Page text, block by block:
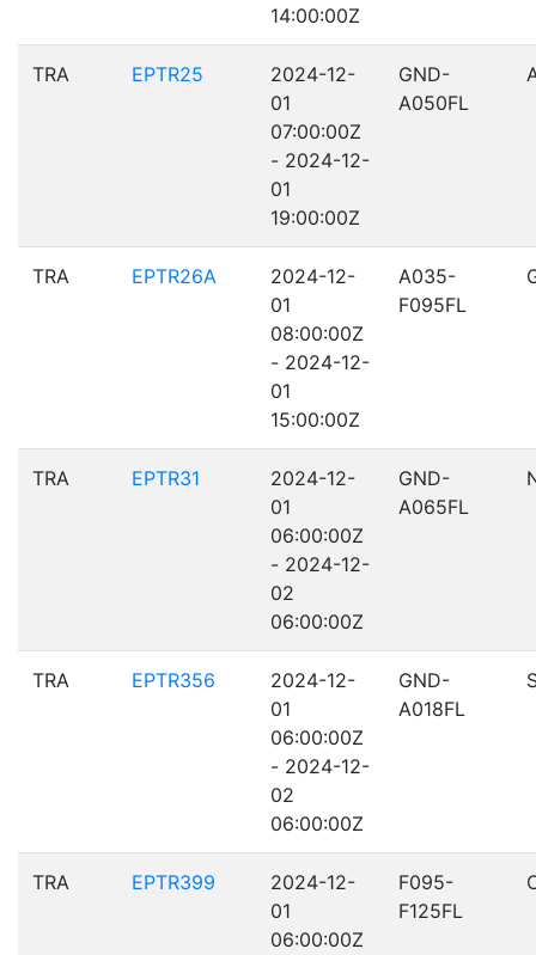
14:00:00Z
TRA EPTR25
2024-12-
01
07:00:00Z
- 2024-12-
01
19:00:00Z
GND-
A050FL
TRA EPTR26A
2024-12-
01
08:00:00Z
- 2024-12-
01
15:00:00Z
A035-
F095FL
TRA EPTR31
2024-12-
01
06:00:00Z
- 2024-12-
02
06:00:00Z
GND-
A065FL
TRA EPTR356
2024-12-
01
06:00:00Z
- 2024-12-
02
06:00:00Z
GND-
A018FL
TRA EPTR399
2024-12-
01
06:00:00Z
F095-
F125FL